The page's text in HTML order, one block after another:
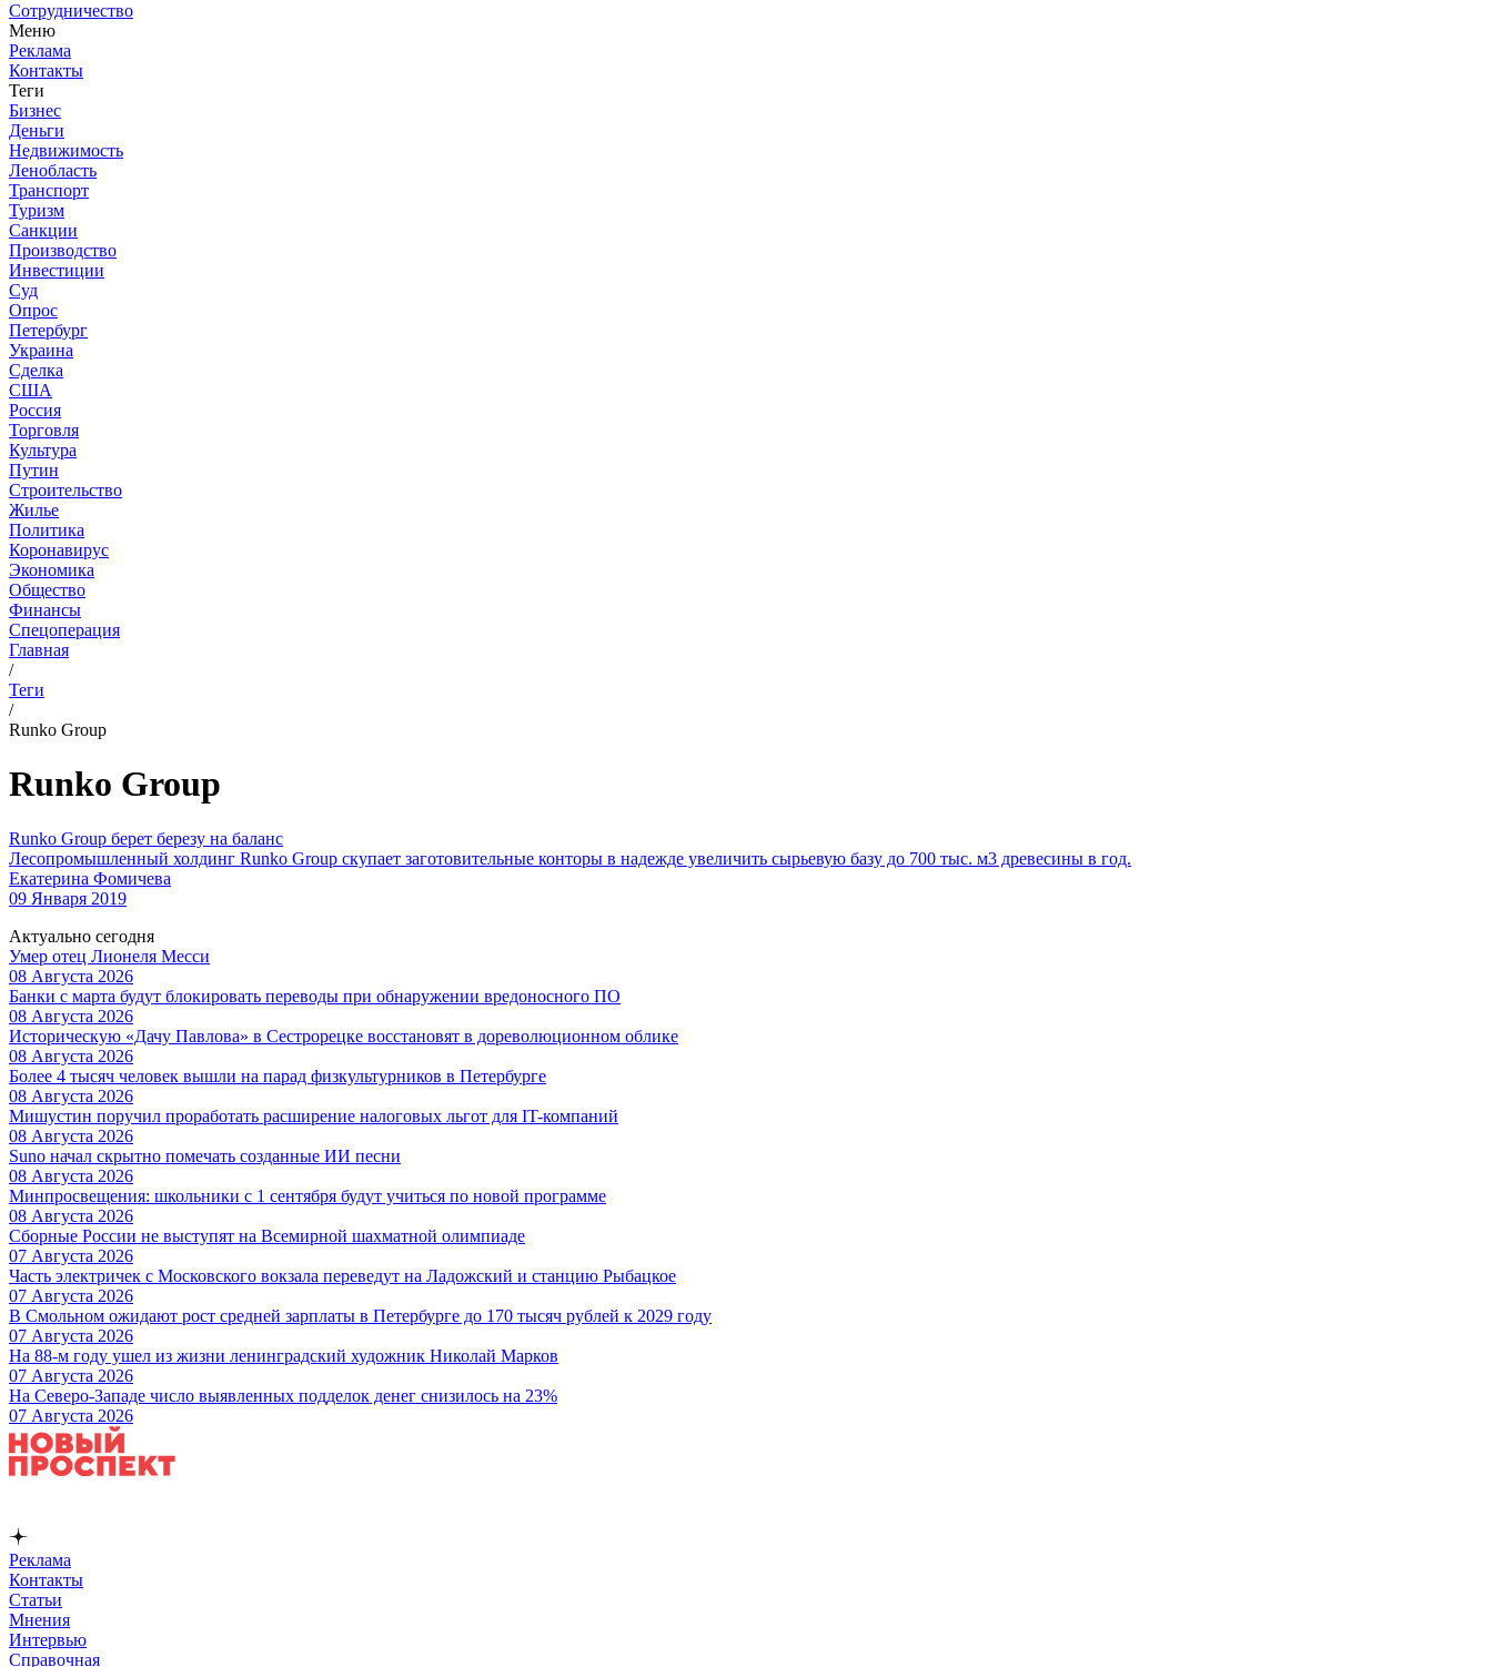
Сотрудничество
Меню
Реклама
Контакты
Теги
Бизнес
Деньги
Недвижимость
Ленобласть
Транспорт
Туризм
Санкции
Производство
Инвестиции
Суд
Опрос
Петербург
Украина
Сделка
США
Россия
Торговля
Культура
Путин
Строительство
Жилье
Политика
Коронавирус
Экономика
Общество
Финансы
Спецоперация
Главная
/
Теги
/
Runko Group
Runko Group
Runko Group берет березу на баланс
Лесопромышленный холдинг Runko Group скупает заготовительные конторы в надежде увеличить сырьевую базу до 700 тыс. м3 древесины в год.
Екатерина Фомичева
09 Января 2019
Актуально сегодня
Умер отец Лионеля Месси
08 Августа 2026
Банки с марта будут блокировать переводы при обнаружении вредоносного ПО
08 Августа 2026
Историческую «Дачу Павлова» в Сестрорецке восстановят в дореволюционном облике
08 Августа 2026
Более 4 тысяч человек вышли на парад физкультурников в Петербурге
08 Августа 2026
Мишустин поручил проработать расширение налоговых льгот для IT-компаний
08 Августа 2026
Suno начал скрытно помечать созданные ИИ песни
08 Августа 2026
Минпросвещения: школьники с 1 сентября будут учиться по новой программе
08 Августа 2026
Сборные России не выступят на Всемирной шахматной олимпиаде
07 Августа 2026
Часть электричек с Московского вокзала переведут на Ладожский и станцию Рыбацкое
07 Августа 2026
В Смольном ожидают рост средней зарплаты в Петербурге до 170 тысяч рублей к 2029 году
07 Августа 2026
На 88-м году ушел из жизни ленинградский художник Николай Марков
07 Августа 2026
На Северо-Западе число выявленных подделок денег снизилось на 23%
07 Августа 2026
Реклама
Контакты
Статьи
Мнения
Интервью
Справочная